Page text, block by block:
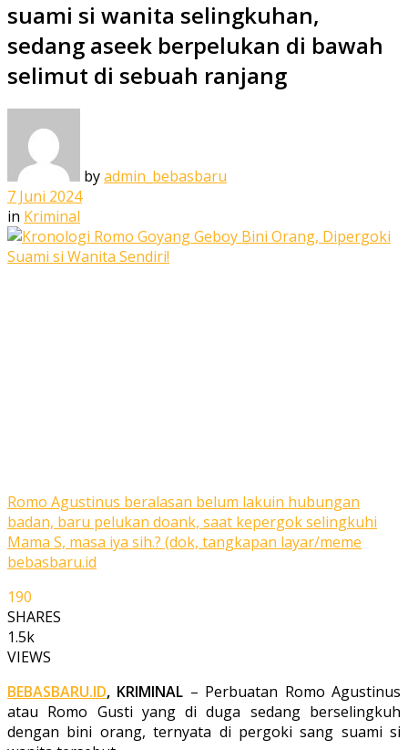
suami si wanita selingkuhan,
sedang aseek berpelukan di bawah
selimut di sebuah ranjang
byadmin_bebasbaru
7 Juni 2024
in Kriminal
Romo Agustinus beralasan belum lakuin hubungan
badan, baru pelukan doank, saat kepergok selingkuhi
Mama S, masa iya sih.? (dok, tangkapan layar/meme
bebasbaru.id
190
SHARES
1.5k
VIEWS
BEBASBARU.ID, KRIMINAL – Perbuatan Romo Agustinus
atau Romo Gusti yang di duga sedang berselingkuh
dengan bini orang, ternyata di pergoki sang suami si